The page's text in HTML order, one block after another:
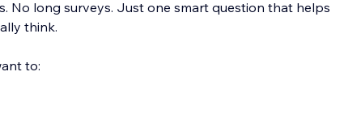
No long surveys. Just one smart question that helps
think.
to: